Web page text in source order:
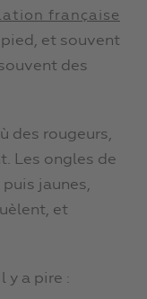
française
et souvent
des
des rougeurs,
Les ongles de
jaunes,
et
y a pire :